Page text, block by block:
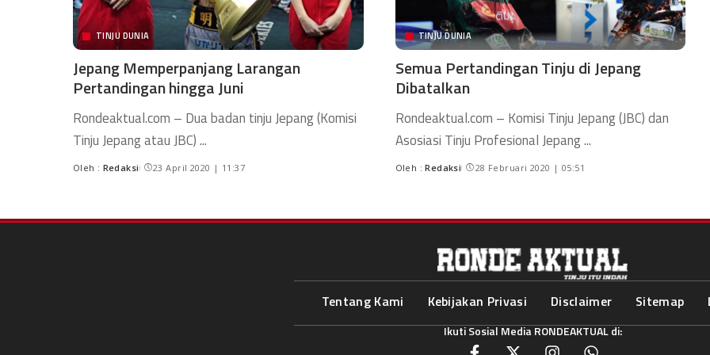
TINJU DUNIA
Jepang Memperpanjang Larangan
Pertandingan hingga Juni
Rondeaktual.com – Dua badan tinju Jepang (Komisi
Tinju Jepang atau JBC)...
Oleh : Redaksi 23 April 2020 | 11:37
TINJU DUNIA
Semua Pertandingan Tinju di Jepang
Dibatalkan
Rondeaktual.com – Komisi Tinju Jepang (JBC) dan
Asosiasi Tinju Profesional Jepang...
Oleh : Redaksi 28 Februari 2020 | 05:51
Tentang Kami Kebijakan Privasi Disclaimer Sitemap
Ikuti Sosial Media RONDEAKTUAL di: